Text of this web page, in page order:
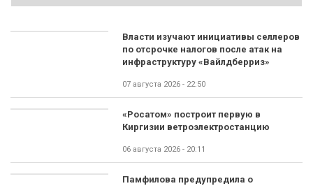
Власти изучают инициативы селлеров
по отсрочке налогов после атак на
инфраструктуру «Вайлдберриз»
07 августа 2026 - 22:50
«Росатом» построит первую в
Киргизии ветроэлектростанцию
06 августа 2026 - 20:11
Памфилова предупредила о